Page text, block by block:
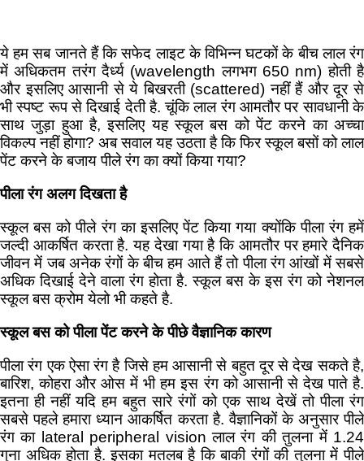
ये हम सब जानते हैं कि सफेद लाइट के विभिन्न घटकों के बीच लाल रंग
में अधिकतम तरंग दैर्ध्य (wavelength लगभग 650 nm) होती है
और इसलिए आसानी से ये बिखरती (scattered) नहीं हैं और दूर से
भी स्पष्ट रूप से दिखाई देती है. चूंकि लाल रंग आमतौर पर सावधानी के
साथ जुड़ा हुआ है, इसलिए यह स्कूल बस को पेंट करने का अच्चा
विकल्प नहीं होगा? अब सवाल यह उठता है कि फिर स्कूल बसों को लाल
पेंट करने के बजाय पीले रंग का क्यों किया गया?
पीला रंग अलग दिखता है
स्कूल बस को पीले रंग का इसलिए पेंट किया गया क्योंकि पीला रंग हमें
जल्दी आकर्षित करता है. यह देखा गया है कि आमतौर पर हमारे दैनिक
जीवन में जब अनेक रंगों के बीच हम आते हैं तो पीला रंग आंखों में सबसे
अधिक दिखाई देने वाला रंग होता है. स्कूल बस के इस रंग को नेशनल
स्कूल बस क्रोम येलो भी कहते है.
स्कूल बस को पीला पेंट करने के पीछे वैज्ञानिक कारण
पीला रंग एक ऐसा रंग है जिसे हम आसानी से बहुत दूर से देख सकते है,
बारिश, कोहरा और ओस में भी हम इस रंग को आसानी से देख पाते है.
इतना ही नहीं यदि हम बहुत सारे रंगों को एक साथ देखें तो पीला रंग
सबसे पहले हमारा ध्यान आकर्षित करता है. वैज्ञानिकों के अनुसार पीले
रंग का lateral peripheral vision लाल रंग की तुलना में 1.24
गुना अधिक होता है. इसका मतलब है कि बाकी रंगों की तुलना में पीले